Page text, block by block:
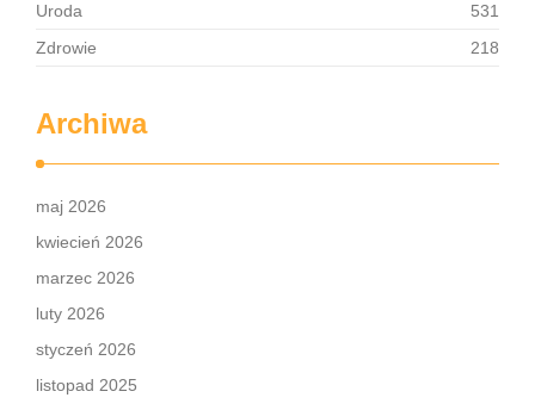
Uroda
531
Zdrowie
218
Archiwa
maj 2026
kwiecień 2026
marzec 2026
luty 2026
styczeń 2026
listopad 2025